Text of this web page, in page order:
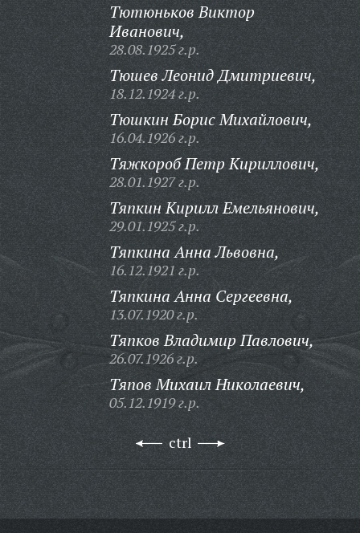
Тютюньков Виктор
Иванович,
28.08.1925 г.р.
Тюшев Леонид Дмитриевич,
18.12.1924 г.р.
Тюшкин Борис Михайлович,
16.04.1926 г.р.
Тяжкороб Петр Кириллович,
28.01.1927 г.р.
Тяпкин Кирилл Емельянович,
29.01.1925 г.р.
Тяпкина Анна Львовна,
16.12.1921 г.р.
Тяпкина Анна Сергеевна,
13.07.1920 г.р.
Тяпков Владимир Павлович,
26.07.1926 г.р.
Тяпов Михаил Николаевич,
05.12.1919 г.р.
ctrl